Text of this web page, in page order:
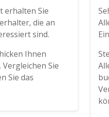
erhalten Sie
die an
sind.
Ihnen
Sie
Sie das